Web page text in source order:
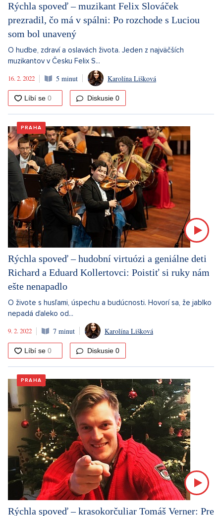
Rýchla spoveď – muzikant Felix Slováček
prezradil, čo má v spálni: Po rozchode s Luciou
som bol unavený
O hudbe, zdraví a oslavách života. Jeden z najväčších
muzikantov v Česku Felix S...
16. 2. 2022
5 minut Karolína Lišková
Diskusie 0
PRAHA
Rýchla spoveď – hudobní virtuózi a geniálne deti
Richard a Eduard Kollertovci: Poistiť si ruky nám
ešte nenapadlo
O živote s husľami, úspechu a budúcnosti. Hovorí sa, že jablko
nepadá ďaleko od...
9. 2. 2022
7 minut Karolína Lišková
Diskusie 0
PRAHA
Rýchla spoveď – krasokorčuliar Tomáš Verner: Pre